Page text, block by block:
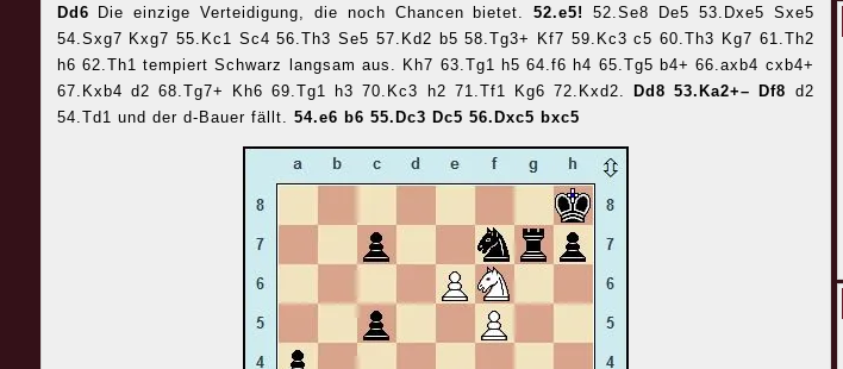
Dd6
Die einzige Verteidigung, die noch Chancen bietet.52.e5!52.Se8 De5 53.Dxe5 Sxe5
54.Sxg7 Kxg7 55.Kc1 Sc4 56.Th3 Se5 57.Kd2 b5 58.Tg3+ Kf7 59.Kc3 c5 60.Th3 Kg7 61.Th2
h6 62.Th1 tempiert Schwarz langsam aus. Kh7 63.Tg1 h5 64.f6 h4 65.Tg5 b4+ 66.axb4 cxb4+
67.Kxb4 d2 68.Tg7+ Kh6 69.Tg1 h3 70.Kc3 h2 71.Tf1 Kg6 72.Kxd2.
Dd8 53.Ka2+– Df8 d2
54.Td1 und der d-Bauer fällt. 54.e6 b6 55.Dc3 Dc5 56.Dxc5 bxc5